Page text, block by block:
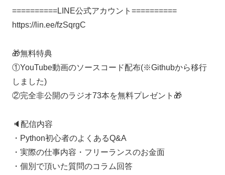
==========LINE公式アカウント==========
https://lin.ee/fzSqrgC
🎁無料特典
①YouTube動画のソースコード配布(※Githubから移行
しました)
②完全非公開のラジオ73本を無料プレゼント🎁
🔈配信内容
・Python初心者のよくあるQ&A
・実際の仕事内容・フリーランスのお金面
・個別で頂いた質問のコラム回答